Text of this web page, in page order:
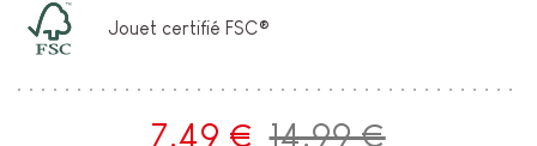
Jouet certifié FSC®
7,49 € 14,99 €